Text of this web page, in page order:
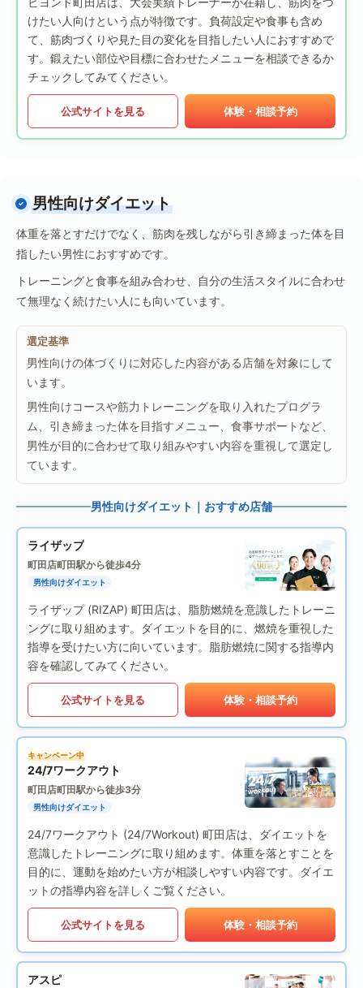
けたい人向けという点が特徴です。負荷設定や食事も含め
て、筋肉づくりや見た目の変化を目指したい人におすすめで
す。鍛えたい部位や目標に合わせたメニューを相談できるか
チェックしてみてください。
公式サイトを見る 体験・相談予約
男性向けダイエット
体重を落とすだけでなく、筋肉を残しながら引き締まった体を目
指したい男性におすすめです。
トレーニングと食事を組み合わせ、自分の生活スタイルに合わせ
て無理なく続けたい人にも向いています。
選定基準
男性向けの体づくりに対応した内容がある店舗を対象にして
います。
男性向けコースや筋力トレーニングを取り入れたプログラ
ム、引き締まった体を目指すメニュー、食事サポートなど、
男性が目的に合わせて取り組みやすい内容を重視して選定し
ています。
男性向けダイエット｜おすすめ店舗
ライザップ
町田店町田駅から徒歩4分
男性向けダイエット
ライザップ (RIZAP) 町田店は、脂肪燃焼を意識したトレーニ
ングに取り組めます。ダイエットを目的に、燃焼を重視した
指導を受けたい方に向いています。脂肪燃焼に関する指導内
容を確認してみてください。
公式サイトを見る 体験・相談予約
キャンペーン中
24/7ワークアウト
町田店町田駅から徒歩3分
男性向けダイエット
24/7ワークアウト (24/7Workout) 町田店は、ダイエットを
意識したトレーニングに取り組めます。体重を落とすことを
目的に、運動を始めたい方が相談しやすい内容です。ダイエ
ットの指導内容を詳しくご覧ください。
公式サイトを見る 体験・相談予約
アスピ